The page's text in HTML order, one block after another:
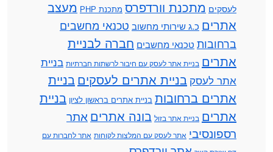
לעסקים מתכנת וורדפרס מתכנת PHP
מעצב
אתרים כ.ג שירותי מחשוב טכנאי מחשבים
ברחובות טכנאי מחשבים חברה לבניית
אתרים בניית אתר לעסק עם חיבור לרשתות חברתיות בניית
אתר לעסק בניית אתרים לעסקים בניית
אתרים ברחובות בניית אתרים בראשון לציון בניית
אתרים בניית אתר בזול בונה אתרים אתר
רספונסיבי אתר לעסק עם המלצות לקוחות אתר לחברות עם